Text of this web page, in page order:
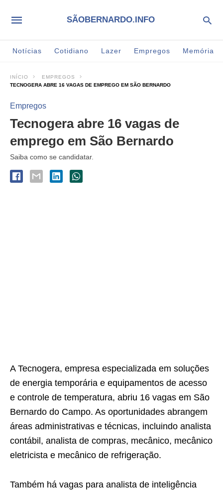
SÃOBERNARDO.INFO
Notícias Cotidiano Lazer Empregos Memória
INÍCIO
EMPREGOS
TECNOGERA ABRE 16 VAGAS DE EMPREGO EM SÃO BERNARDO
Empregos
Tecnogera abre 16 vagas de
emprego em São Bernardo
Saiba como se candidatar.
A Tecnogera, empresa especializada em soluções
de energia temporária e equipamentos de acesso
e controle de temperatura, abriu 16 vagas em São
Bernardo do Campo. As oportunidades abrangem
áreas administrativas e técnicas, incluindo analista
contábil, analista de compras, mecânico, mecânico
eletricista e mecânico de refrigeração.
Também há vagas para analista de inteligência